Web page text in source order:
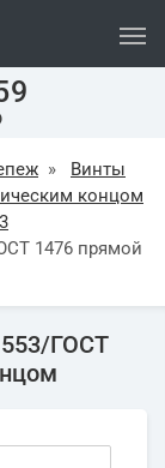
»
Винты
концом
1476 прямой
553/ГОСТ